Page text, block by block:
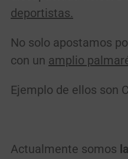
deportistas.
No solo apostamos
con un amplio
Ejemplo de ellos son
Actualmente somos